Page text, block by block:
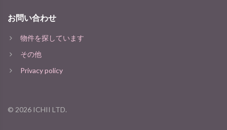
お問い合わせ
物件を探しています
その他
Privacy policy
© 2026 ICHII LTD.